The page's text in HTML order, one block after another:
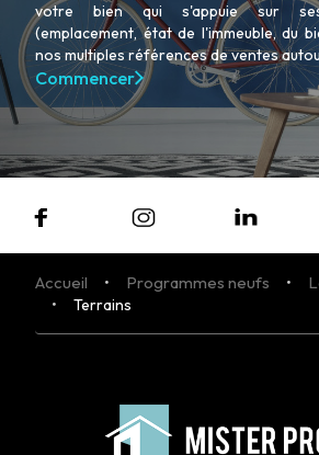
votre bien qui s'appuie sur ses
(emplacement, état de l'immeuble, du
nos multiples références de ventes
Commencer
Accueil Programmes neufs
Terrains